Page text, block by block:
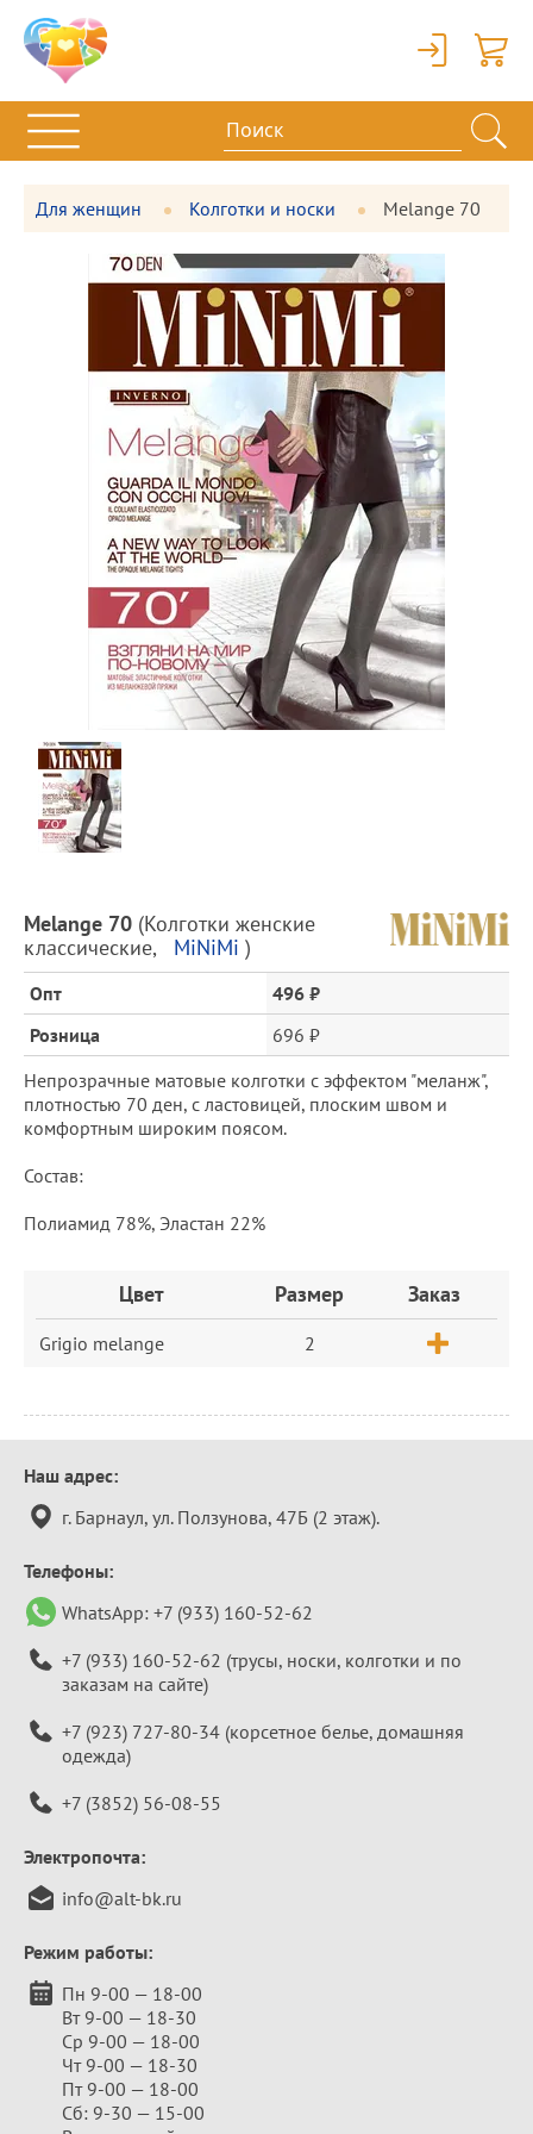
Вход
Для женщин Колготки и носки Melange 70
Фотографии
товара
фотография
Описание
товара
и
цена
Melange 70 (Колготки женские
классические, MiNiMi )
Опт
496 ₽
Розница
696 ₽
Непрозрачные матовые колготки с эффектом "меланж",
плотностью 70 ден, с ластовицей, плоским швом и
комфортным широким поясом.
Состав:
Полиамид 78%, Эластан 22%
Цвет Размер Заказ
Grigio melange 2
Контактная
информация
Наш адрес:
г. Барнаул, ул. Ползунова, 47Б (2 этаж).
Телефоны:
WhatsApp: +7 (933) 160-52-62
+7 (933) 160-52-62 (трусы, носки, колготки и по
заказам на сайте)
+7 (923) 727-80-34 (корсетное белье, домашняя
одежда)
+7 (3852) 56-08-55
Электропочта:
info@alt-bk.ru
Режим работы:
Пн 9-00 — 18-00
Вт 9-00 — 18-30
Ср 9-00 — 18-00
Чт 9-00 — 18-30
Пт 9-00 — 18-00
Сб: 9-30 — 15-00